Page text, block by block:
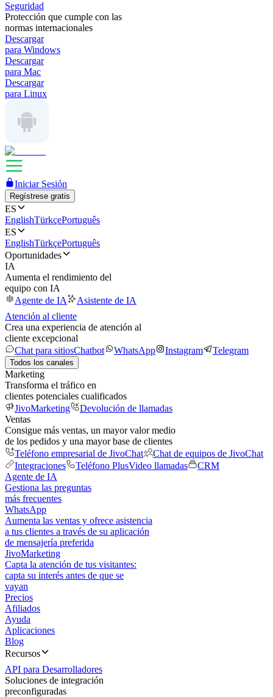
Seguridad
Protección que cumple con las
normas internacionales
Descargar
para Windows
Descargar
para Mac
Descargar
para Linux
Iniciar Sesión
Regístrese gratis
ES
EnglishTürkçePortuguês
ES
EnglishTürkçePortuguês
Oportunidades
IA
Aumenta el rendimiento del
equipo con IA
Agente de IA
Asistente de IA
Atención al cliente
Crea una experiencia de atención al
cliente excepcional
Chat para sitiosChatbot WhatsApp Instagram Telegram
Todos los canales
Marketing
Transforma el tráfico en
clientes potenciales cualificados
JivoMarketing
Devolución de llamadas
Ventas
Consigue más ventas, un mayor valor medio
de los pedidos y una mayor base de clientes
Teléfono empresarial de JivoChat
Chat de equipos de JivoChat
Integraciones
Teléfono PlusVideo llamadas
CRM
Agente de IA
Gestiona las preguntas
más frecuentes
WhatsApp
Aumenta las ventas y ofrece asistencia
a tus clientes a través de su aplicación
de mensajería preferida
JivoMarketing
Capta la atención de tus visitantes:
capta su interés antes de que se
vayan
Precios
Afiliados
Ayuda
Aplicaciones
Blog
Recursos
API para Desarrolladores
Soluciones de integración
preconfiguradas